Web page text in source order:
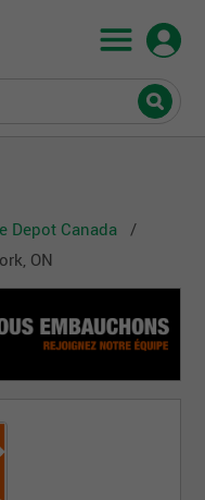
Depot Canada
ON